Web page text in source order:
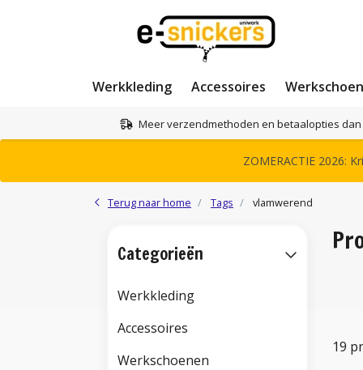
Werkkleding Accessoires
Meer verzendmethoden en betaalopties
ZOMERACTIE 2026:
Terug naar home Tags vlamwerend
19
Categorieën
Werkkleding
Accessoires
Werkschoenen